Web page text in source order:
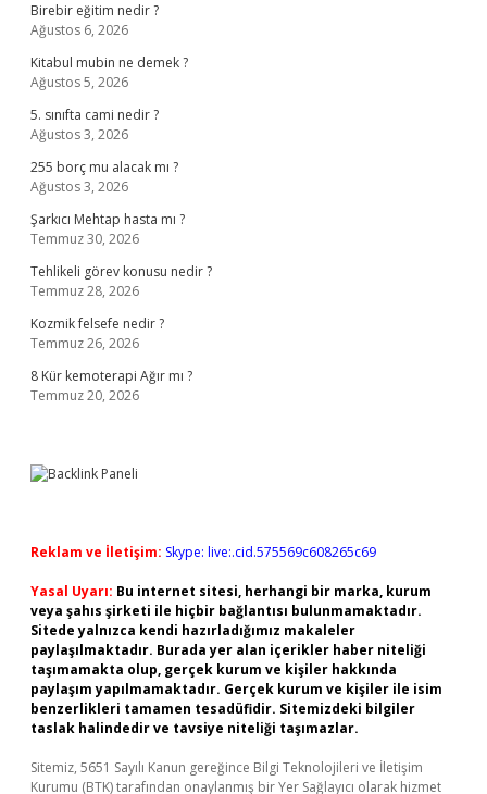
Birebir eğitim nedir ?
Ağustos 6, 2026
Kitabul mubin ne demek ?
Ağustos 5, 2026
5. sınıfta cami nedir ?
Ağustos 3, 2026
255 borç mu alacak mı ?
Ağustos 3, 2026
Şarkıcı Mehtap hasta mı ?
Temmuz 30, 2026
Tehlikeli görev konusu nedir ?
Temmuz 28, 2026
Kozmik felsefe nedir ?
Temmuz 26, 2026
8 Kür kemoterapi Ağır mı ?
Temmuz 20, 2026
Reklam ve İletişim: Skype: live:.cid.575569c608265c69
Yasal Uyarı: Bu internet sitesi, herhangi bir marka, kurum
veya şahıs şirketi ile hiçbir bağlantısı bulunmamaktadır.
Sitede yalnızca kendi hazırladığımız makaleler
paylaşılmaktadır. Burada yer alan içerikler haber niteliği
taşımamakta olup, gerçek kurum ve kişiler hakkında
paylaşım yapılmamaktadır. Gerçek kurum ve kişiler ile isim
benzerlikleri tamamen tesadüfidir. Sitemizdeki bilgiler
taslak halindedir ve tavsiye niteliği taşımazlar.
Sitemiz, 5651 Sayılı Kanun gereğince Bilgi Teknolojileri ve İletişim
Kurumu (BTK) tarafından onaylanmış bir Yer Sağlayıcı olarak hizmet